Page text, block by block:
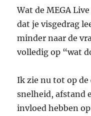
Wat de MEGA
dat je visgedrag
minder naar de
volledig op “wat
Ik zie nu tot op
snelheid, afstand
invloed hebben